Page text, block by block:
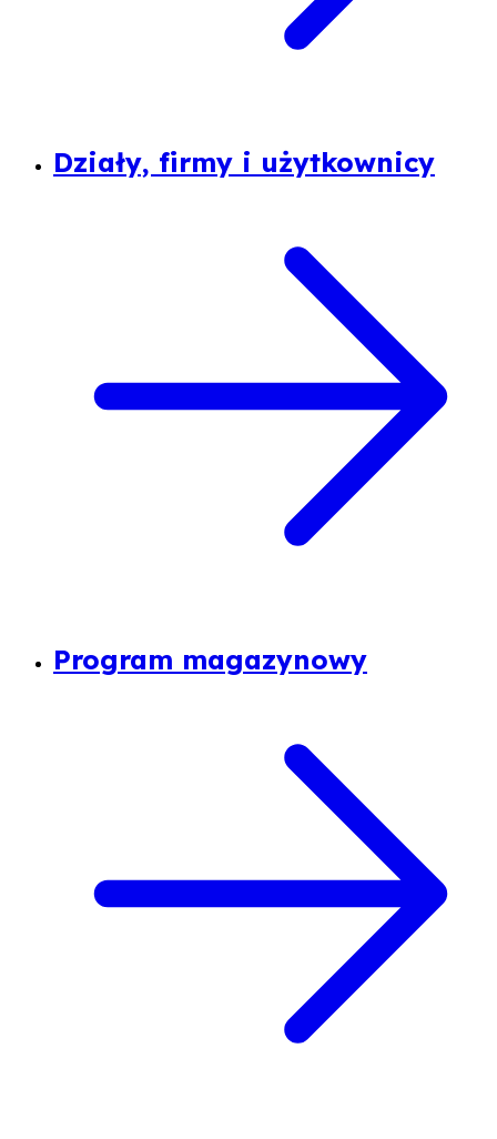
Działy, firmy i użytkownicy
Program magazynowy